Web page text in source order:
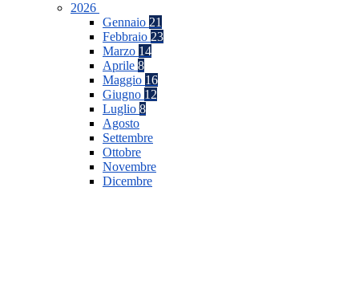
2026
Gennaio 21
Febbraio 23
Marzo 14
Aprile 8
Maggio 16
Giugno 12
Luglio 8
Agosto
Settembre
Ottobre
Novembre
Dicembre